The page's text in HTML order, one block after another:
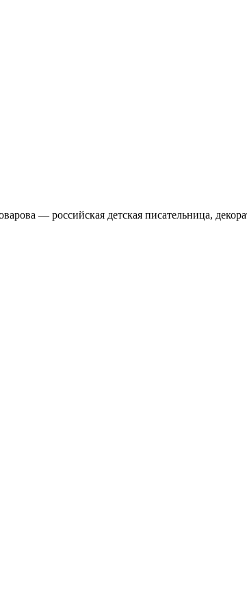
— российская детская писательница,